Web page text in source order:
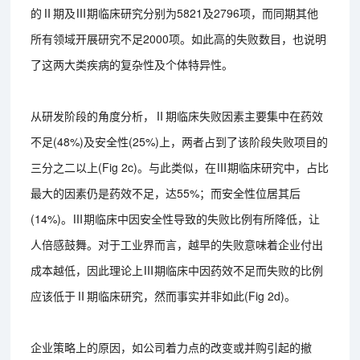
的Ⅱ期及Ⅲ期临床研究分别为5821及2796项，而同期其他
所有领域开展研究不足2000项。如此高的失败数目，也说明
了这两大类疾病的复杂性及个体特异性。
从研发阶段的角度分析，Ⅱ期临床失败因素主要集中在药效
不足(48%)及安全性(25%)上，两者占到了该阶段失败项目的
三分之二以上(Fig 2c)。与此类似，在Ⅲ期临床研究中，占比
最大的因素仍是药效不足，达55%；而安全性位居其后
(14%)。Ⅲ期临床中因安全性导致的失败比例有所降低，让
人倍感鼓舞。对于工业界而言，越早的失败意味着企业付出
成本越低，因此理论上Ⅲ期临床中因药效不足而失败的比例
应该低于Ⅱ期临床研究，然而事实并非如此(Fig 2d)。
企业策略上的原因，如公司着力点的改变或并购引起的撤